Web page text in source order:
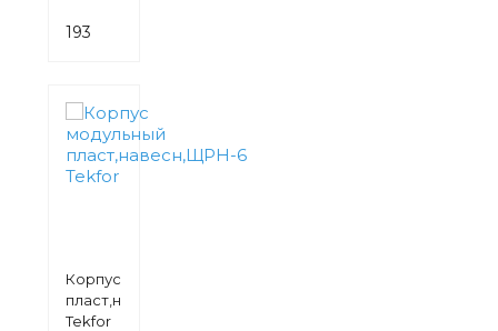
193
Корпус модульный
пласт,навесн,ЩРН-6
Tekfor